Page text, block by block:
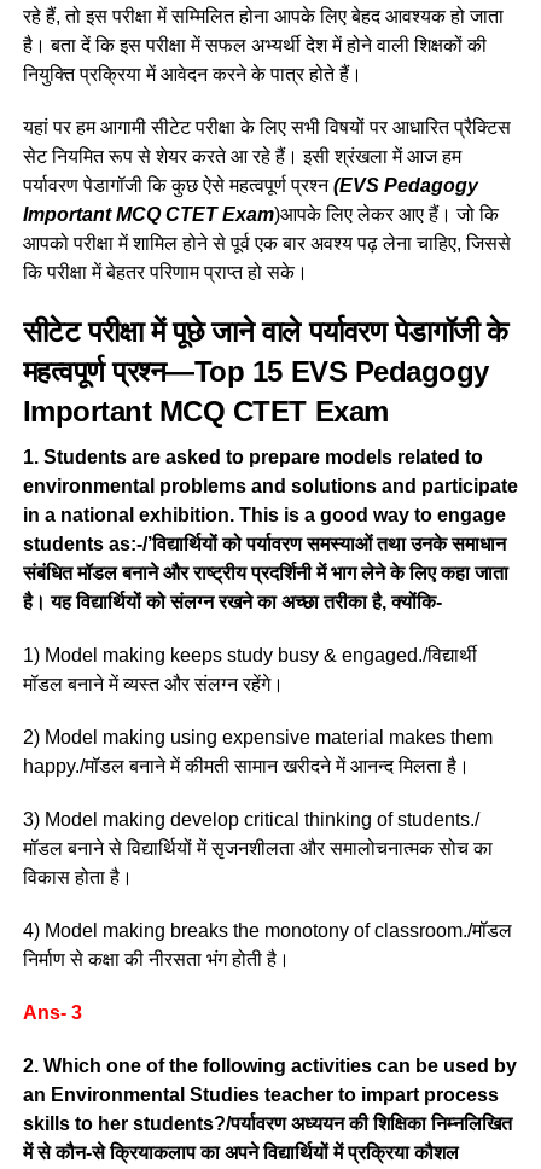
रहे हैं, तो इस परीक्षा में सम्मिलित होना आपके लिए बेहद आवश्यक हो जाता
है। बता दें कि इस परीक्षा में सफल अभ्यर्थी देश में होने वाली शिक्षकों की
नियुक्ति प्रक्रिया में आवेदन करने के पात्र होते हैं।
यहां पर हम आगामी सीटेट परीक्षा के लिए सभी विषयों पर आधारित प्रैक्टिस
सेट नियमित रूप से शेयर करते आ रहे हैं। इसी श्रंखला में आज हम
पर्यावरण पेडागॉजी कि कुछ ऐसे महत्वपूर्ण प्रश्न(EVS Pedagogy
Important MCQ CTET Exam)आपके लिए लेकर आए हैं। जो कि
आपको परीक्षा में शामिल होने से पूर्व एक बार अवश्य पढ़ लेना चाहिए, जिससे
कि परीक्षा में बेहतर परिणाम प्राप्त हो सके।
सीटेट परीक्षा में पूछे जाने वाले पर्यावरण पेडागॉजी के
महत्वपूर्ण प्रश्न—Top 15 EVS Pedagogy
Important MCQ CTET Exam
1. Students are asked to prepare models related to
environmental problems and solutions and participate
in a national exhibition. This is a good way to engage
students as:-/’विद्यार्थियों को पर्यावरण समस्याओं तथा उनके समाधान
संबंधित मॉडल बनाने और राष्ट्रीय प्रदर्शिनी में भाग लेने के लिए कहा जाता
है। यह विद्यार्थियों को संलग्न रखने का अच्छा तरीका है, क्योंकि-
1) Model making keeps study busy & engaged./विद्यार्थी
मॉडल बनाने में व्यस्त और संलग्न रहेंगे।
2) Model making using expensive material makes them
happy./मॉडल बनाने में कीमती सामान खरीदने में आनन्द मिलता है।
3) Model making develop critical thinking of students./
मॉडल बनाने से विद्यार्थियों में सृजनशीलता और समालोचनात्मक सोच का
विकास होता है।
4) Model making breaks the monotony of classroom./मॉडल
निर्माण से कक्षा की नीरसता भंग होती है।
Ans- 3
2. Which one of the following activities can be used by
an Environmental Studies teacher to impart process
skills to her students?/पर्यावरण अध्ययन की शिक्षिका निम्नलिखित
में से कौन-से क्रियाकलाप का अपने विद्यार्थियों में प्रक्रिया कौशल